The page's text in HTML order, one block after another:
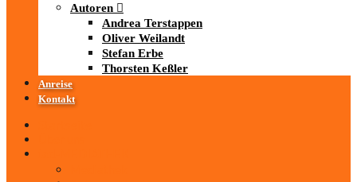
Autoren
Andrea Terstappen
Oliver Weilandt
Stefan Erbe
Thorsten Keßler
Anreise
Kontakt